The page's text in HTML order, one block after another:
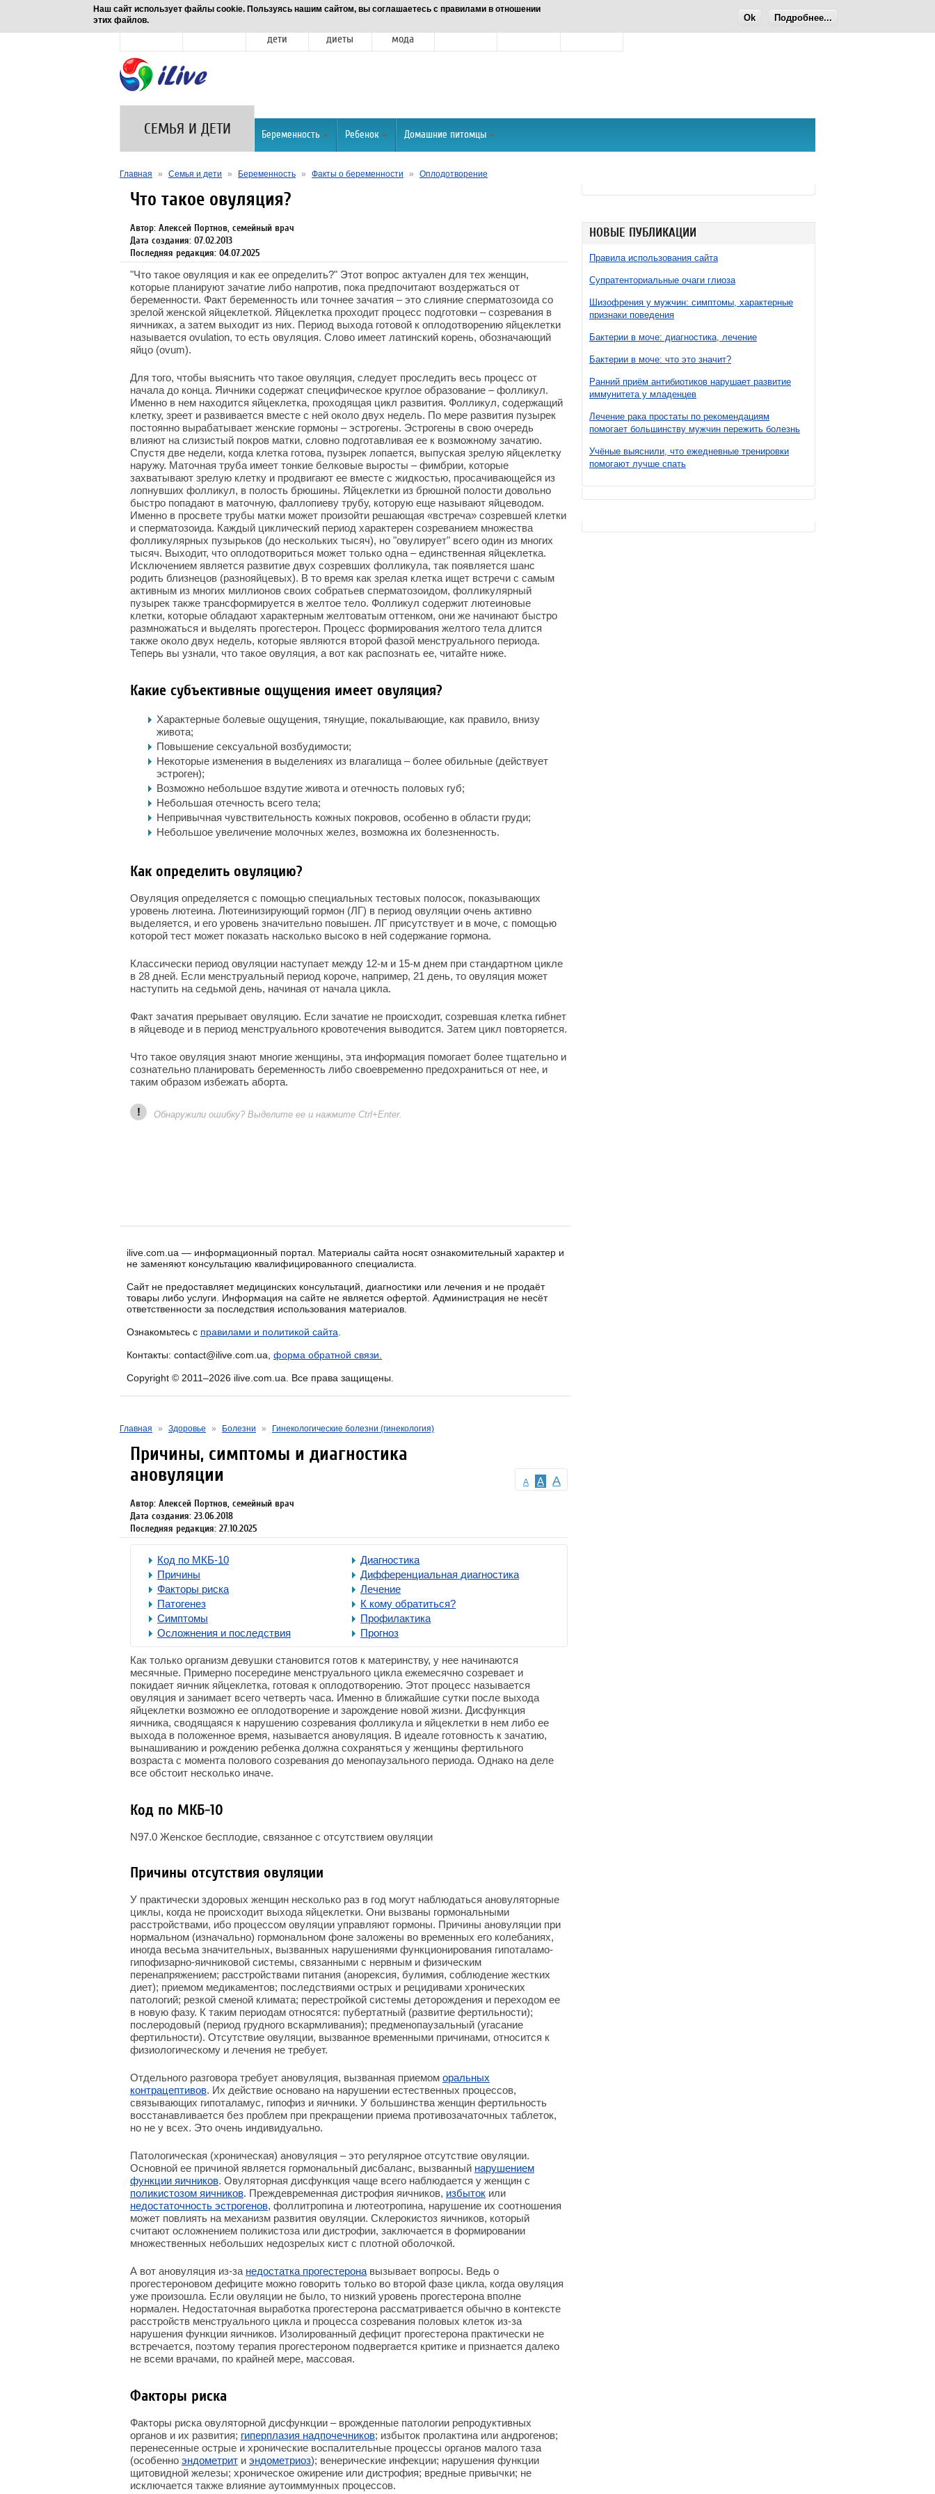
Наш сайт использует файлы cookie. Пользуясь нашим сайтом, вы соглашаетесь с правилами в отношении
этих файлов.
Ok Подробнее...
Новости
дети
диеты
мода
СЕМЬЯ И ДЕТИ Беременность Ребенок Домашние питомцы
Главная » Семья и дети » Беременность » Факты о беременности » Оплодотворение
НОВЫЕ ПУБЛИКАЦИИ
Правила использования сайта
Супратенториальные очаги глиоза
Шизофрения у мужчин: симптомы, характерные
признаки поведения
Бактерии в моче: диагностика, лечение
Бактерии в моче: что это значит?
Ранний приём антибиотиков нарушает развитие
иммунитета у младенцев
Лечение рака простаты по рекомендациям
помогает большинству мужчин пережить болезнь
Учёные выяснили, что ежедневные тренировки
помогают лучше спать
Что такое овуляция?
Автор: Алексей Портнов, семейный врач
Дата создания: 07.02.2013
Последняя редакция: 04.07.2025
"Что такое овуляция и как ее определить?" Этот вопрос актуален для тех женщин,
которые планируют зачатие либо напротив, пока предпочитают воздержаться от
беременности. Факт беременность или точнее зачатия – это слияние сперматозоида со
зрелой женской яйцеклеткой. Яйцеклетка проходит процесс подготовки – созревания в
яичниках, а затем выходит из них. Период выхода готовой к оплодотворению яйцеклетки
называется ovulation, то есть овуляция. Слово имеет латинский корень, обозначающий
яйцо (ovum).
Для того, чтобы выяснить что такое овуляция, следует проследить весь процесс от
начала до конца. Яичники содержат специфическое круглое образование – фолликул.
Именно в нем находится яйцеклетка, проходящая цикл развития. Фолликул, содержащий
клетку, зреет и развивается вместе с ней около двух недель. По мере развития пузырек
постоянно вырабатывает женские гормоны – эстрогены. Эстрогены в свою очередь
влияют на слизистый покров матки, словно подготавливая ее к возможному зачатию.
Спустя две недели, когда клетка готова, пузырек лопается, выпуская зрелую яйцеклетку
наружу. Маточная труба имеет тонкие белковые выросты – фимбрии, которые
захватывают зрелую клетку и продвигают ее вместе с жидкостью, просачивающейся из
лопнувших фолликул, в полость брюшины. Яйцеклетки из брюшной полости довольно
быстро попадают в маточную, фаллопиеву трубу, которую еще называют яйцеводом.
Именно в просвете трубы матки может произойти решающая «встреча» созревшей клетки
и сперматозоида. Каждый циклический период характерен созреванием множества
фолликулярных пузырьков (до нескольких тысяч), но "овулирует" всего один из многих
тысяч. Выходит, что оплодотвориться может только одна – единственная яйцеклетка.
Исключением является развитие двух созревших фолликула, так появляется шанс
родить близнецов (разнояйцевых). В то время как зрелая клетка ищет встречи с самым
активным из многих миллионов своих собратьев сперматозоидом, фолликулярный
пузырек также трансформируется в желтое тело. Фолликул содержит лютеиновые
клетки, которые обладают характерным желтоватым оттенком, они же начинают быстро
размножаться и выделять прогестерон. Процесс формирования желтого тела длится
также около двух недель, которые являются второй фазой менструального периода.
Теперь вы узнали, что такое овуляция, а вот как распознать ее, читайте ниже.
Какие субъективные ощущения имеет овуляция?
Характерные болевые ощущения, тянущие, покалывающие, как правило, внизу
живота;
Повышение сексуальной возбудимости;
Некоторые изменения в выделениях из влагалища – более обильные (действует
эстроген);
Возможно небольшое вздутие живота и отечность половых губ;
Небольшая отечность всего тела;
Непривычная чувствительность кожных покровов, особенно в области груди;
Небольшое увеличение молочных желез, возможна их болезненность.
Как определить овуляцию?
Овуляция определяется с помощью специальных тестовых полосок, показывающих
уровень лютеина. Лютеинизирующий гормон (ЛГ) в период овуляции очень активно
выделяется, и его уровень значительно повышен. ЛГ присутствует и в моче, с помощью
которой тест может показать насколько высоко в ней содержание гормона.
Классически период овуляции наступает между 12-м и 15-м днем при стандартном цикле
в 28 дней. Если менструальный период короче, например, 21 день, то овуляция может
наступить на седьмой день, начиная от начала цикла.
Факт зачатия прерывает овуляцию. Если зачатие не происходит, созревшая клетка гибнет
в яйцеводе и в период менструального кровотечения выводится. Затем цикл повторяется.
Что такое овуляция знают многие женщины, эта информация помогает более тщательно и
сознательно планировать беременность либо своевременно предохраниться от нее, и
таким образом избежать аборта.
! Обнаружили ошибку? Выделите ее и нажмите Ctrl+Enter.
ilive.com.ua — информационный портал. Материалы сайта носят ознакомительный характер и
не заменяют консультацию квалифицированного специалиста.
Сайт не предоставляет медицинских консультаций, диагностики или лечения и не продаёт
товары либо услуги. Информация на сайте не является офертой. Администрация не несёт
ответственности за последствия использования материалов.
Ознакомьтесь с правилами и политикой сайта
Контакты: contact@ilive.com.ua, форма обратной связи.
Copyright © 2011–2026 ilive.com.ua. Все права защищены.
Главная » Здоровье » Болезни » Гинекологические болезни (гинекология)
A A A
Причины, симптомы и диагностика
ановуляции
Автор: Алексей Портнов, семейный врач
Дата создания: 23.06.2018
Последняя редакция: 27.10.2025
Код по МКБ-10
Причины
Факторы риска
Патогенез
Симптомы
Осложнения и последствия
Диагностика
Дифференциальная диагностика
Лечение
К кому обратиться?
Профилактика
Прогноз
Как только организм девушки становится готов к материнству, у нее начинаются
месячные. Примерно посередине менструального цикла ежемесячно созревает и
покидает яичник яйцеклетка, готовая к оплодотворению. Этот процесс называется
овуляция и занимает всего четверть часа. Именно в ближайшие сутки после выхода
яйцеклетки возможно ее оплодотворение и зарождение новой жизни. Дисфункция
яичника, сводящаяся к нарушению созревания фолликула и яйцеклетки в нем либо ее
выхода в положенное время, называется ановуляция. В идеале готовность к зачатию,
вынашиванию и рождению ребенка должна сохраняться у женщины фертильного
возраста с момента полового созревания до менопаузального периода. Однако на деле
все обстоит несколько иначе.
Код по МКБ-10
N97.0 Женское бесплодие, связанное с отсутствием овуляции
Причины отсутствия овуляции
У практически здоровых женщин несколько раз в год могут наблюдаться ановуляторные
циклы, когда не происходит выхода яйцеклетки. Они вызваны гормональными
расстройствами, ибо процессом овуляции управляют гормоны. Причины ановуляции при
нормальном (изначально) гормональном фоне заложены во временных его колебаниях,
иногда весьма значительных, вызванных нарушениями функционирования гипоталамо-
гипофизарно-яичниковой системы, связанными с нервным и физическим
перенапряжением; расстройствами питания (анорексия, булимия, соблюдение жестких
диет); приемом медикаментов; последствиями острых и рецидивами хронических
патологий; резкой сменой климата; перестройкой системы деторождения и переходом ее
в новую фазу. К таким периодам относятся: пубертатный (развитие фертильности);
послеродовый (период грудного вскармливания); предменопаузальный (угасание
фертильности). Отсутствие овуляции, вызванное временными причинами, относится к
физиологическому и лечения не требует.
Отдельного разговора требует ановуляция, вызванная приемом оральных
контрацептивов. Их действие основано на нарушении естественных процессов,
связывающих гипоталамус, гипофиз и яичники. У большинства женщин фертильность
восстанавливается без проблем при прекращении приема противозачаточных таблеток,
но не у всех. Это очень индивидуально.
Патологическая (хроническая) ановуляция – это регулярное отсутствие овуляции.
Основной ее причиной является гормональный дисбаланс, вызванный нарушением
функции яичников. Овуляторная дисфункция чаще всего наблюдается у женщин с
поликистозом яичников. Преждевременная дистрофия яичников, избыток или
недостаточность эстрогенов, фоллитропина и лютеотропина, нарушение их соотношения
может повлиять на механизм развития овуляции. Склерокистоз яичников, который
считают осложнением поликистоза или дистрофии, заключается в формировании
множественных небольших недозрелых кист с плотной оболочкой.
А вот ановуляция из-за недостатка прогестерона вызывает вопросы. Ведь о
прогестероновом дефиците можно говорить только во второй фазе цикла, когда овуляция
уже произошла. Если овуляции не было, то низкий уровень прогестерона вполне
нормален. Недостаточная выработка прогестерона рассматривается обычно в контексте
расстройств менструального цикла и процесса созревания половых клеток из-за
нарушения функции яичников. Изолированный дефицит прогестерона практически не
встречается, поэтому терапия прогестероном подвергается критике и признается далеко
не всеми врачами, по крайней мере, массовая.
Факторы риска
Факторы риска овуляторной дисфункции – врожденные патологии репродуктивных
органов и их развития; гиперплазия надпочечников; избыток пролактина или андрогенов;
перенесенные острые и хронические воспалительные процессы органов малого таза
(особенно эндометрит и эндометриоз); венерические инфекции; нарушения функции
щитовидной железы; хроническое ожирение или дистрофия; вредные привычки; не
исключается также влияние аутоиммунных процессов.